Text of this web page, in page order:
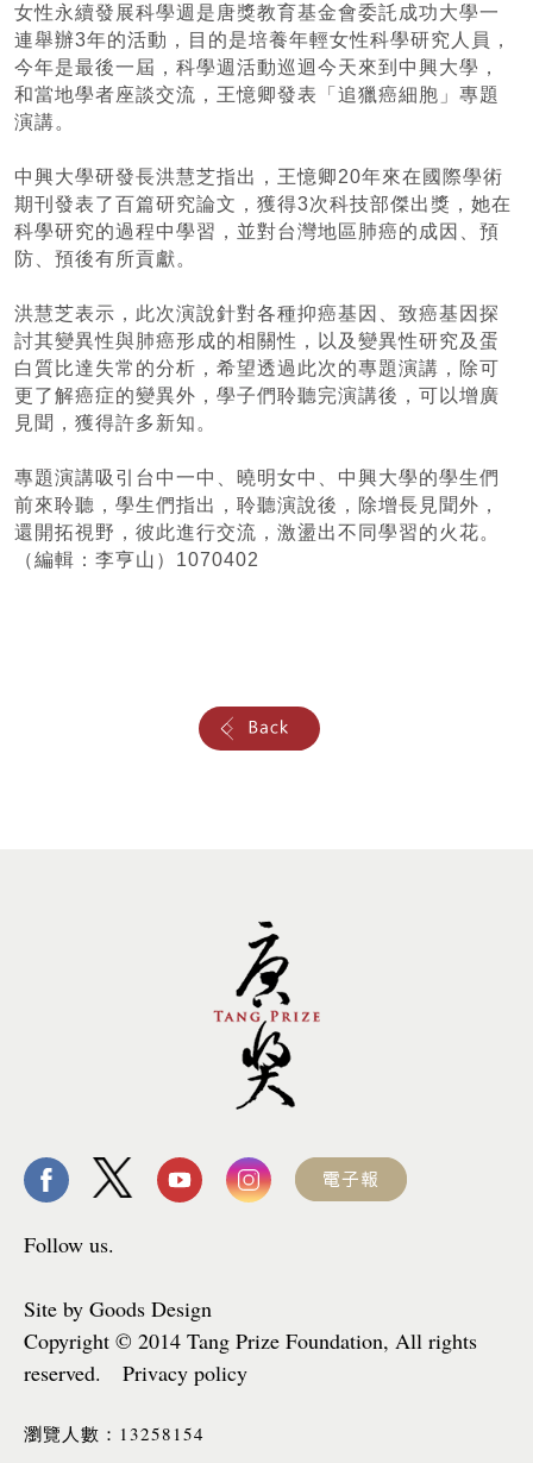
女性永續發展科學週是唐獎教育基金會委託成功大學一
連舉辦3年的活動，目的是培養年輕女性科學研究人員，
今年是最後一屆，科學週活動巡迴今天來到中興大學，
和當地學者座談交流，王憶卿發表「追獵癌細胞」專題
演講。
中興大學研發長洪慧芝指出，王憶卿20年來在國際學術
期刊發表了百篇研究論文，獲得3次科技部傑出獎，她在
科學研究的過程中學習，並對台灣地區肺癌的成因、預
防、預後有所貢獻。
洪慧芝表示，此次演說針對各種抑癌基因、致癌基因探
討其變異性與肺癌形成的相關性，以及變異性研究及蛋
白質比達失常的分析，希望透過此次的專題演講，除可
更了解癌症的變異外，學子們聆聽完演講後，可以增廣
見聞，獲得許多新知。
專題演講吸引台中一中、曉明女中、中興大學的學生們
前來聆聽，學生們指出，聆聽演說後，除增長見聞外，
還開拓視野，彼此進行交流，激盪出不同學習的火花。
（編輯：李亨山）1070402
Follow us.
Site by Goods Design
Copyright © 2014 Tang Prize Foundation, All rights
reserved. Privacy policy
瀏覽人數： 13258154